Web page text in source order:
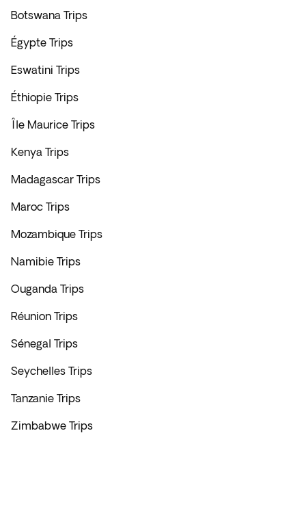
Botswana Trips
Égypte Trips
Eswatini Trips
Éthiopie Trips
Île Maurice Trips
Kenya Trips
Madagascar Trips
Maroc Trips
Mozambique Trips
Namibie Trips
Ouganda Trips
Réunion Trips
Sénegal Trips
Seychelles Trips
Tanzanie Trips
Zimbabwe Trips